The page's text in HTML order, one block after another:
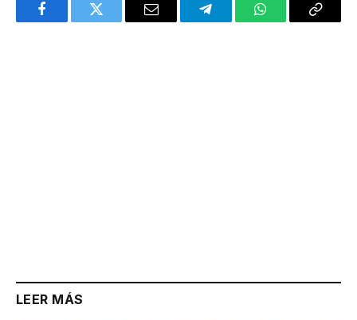
FacebookTwitter Email TelegramWhatsAppCopy
LEER MÁS